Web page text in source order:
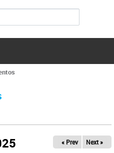
« Prev Next »